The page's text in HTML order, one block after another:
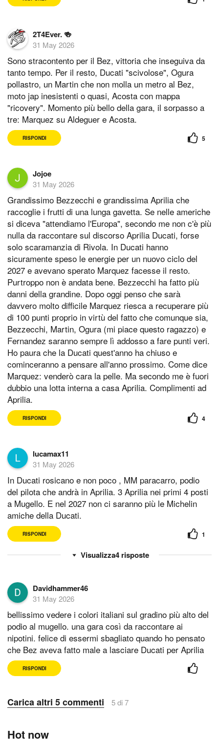
2T4Ever. 🍻
31 May 2026
Sono stracontento per il Bez, vittoria che inseguiva da
tanto tempo. Per il resto, Ducati "scivolose", Ogura
pollastro, un Martin che non molla un metro al Bez,
moto jap inesistenti o quasi, Acosta con mappa
"ricovery". Momento più bello della gara, il sorpasso a
tre: Marquez su Aldeguer e Acosta.
RISPONDI 5
Jojoe
31 May 2026
Grandissimo Bezzecchi e grandissima Aprilia che
raccoglie i frutti di una lunga gavetta. Se nelle americhe
si diceva "attendiamo l'Europa", secondo me non c'è più
nulla da raccontare sul discorso Aprilia Ducati, forse
solo scaramanzia di Rivola. In Ducati hanno
sicuramente speso le energie per un nuovo ciclo del
2027 e avevano sperato Marquez facesse il resto.
Purtroppo non è andata bene. Bezzecchi ha fatto più
danni della grandine. Dopo oggi penso che sarà
davvero molto difficile Marquez riesca a recuperare più
di 100 punti proprio in virtù del fatto che comunque sia,
Bezzecchi, Martin, Ogura (mi piace questo ragazzo) e
Fernandez saranno sempre lì addosso a fare punti veri.
Ho paura che la Ducati quest'anno ha chiuso e
cominceranno a pensare all'anno prossimo. Come dice
Marquez: venderò cara la pelle. Ma secondo me è fuori
dubbio una lotta interna a casa Aprilia. Complimenti ad
Aprilia.
RISPONDI 4
lucamax11
31 May 2026
In Ducati rosicano e non poco , MM paracarro, podio
del pilota che andrà in Aprilia. 3 Aprilia nei primi 4 posti
a Mugello. E nel 2027 non ci saranno più le Michelin
amiche della Ducati.
RISPONDI
4risposte
1
Davidhammer46
31 May 2026
bellissimo vedere i colori italiani sul gradino più alto del
podio al mugello. una gara così da raccontare ai
nipotini. felice di essermi sbagliato quando ho pensato
che Bez aveva fatto male a lasciare Ducati per Aprilia
RISPONDI
Carica altri 5 commenti 5 di 7
Hot now